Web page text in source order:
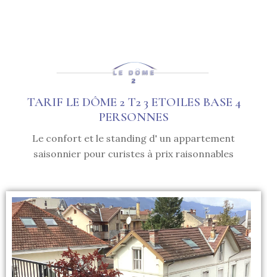
TARIF LE DÔME 2 T2 3 ETOILES BASE 4
PERSONNES
Le confort et le standing d' un appartement
saisonnier pour curistes à prix raisonnables